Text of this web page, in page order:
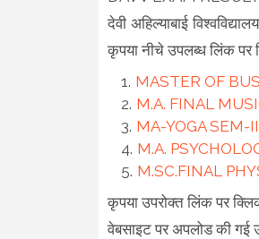
देवी अहिल्याबाई
कृपया नीचे उपलब्ध लिंक पर
MASTER OF
M.A. FINAL
MA-YOGA SEM-
M.A.
M.SC.FINAL
कृपया उपरोक्त लिंक पर
वेबसाइट पर अपलोड की गई